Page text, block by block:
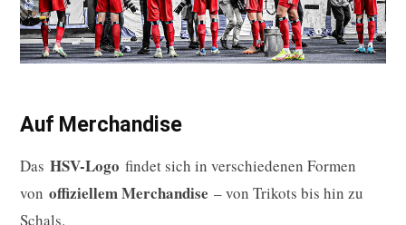
Auf Merchandise
Das HSV-Logo findet sich in verschiedenen Formen
von offiziellem Merchandise – von Trikots bis hin zu
Schals.